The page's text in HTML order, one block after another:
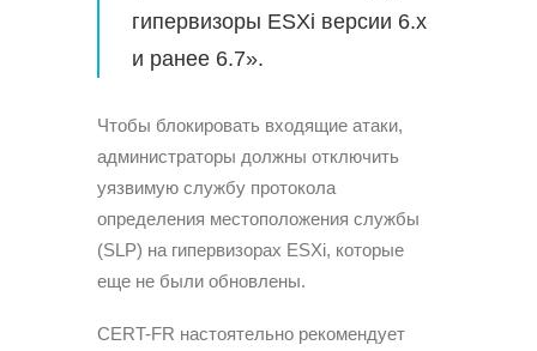
гипервизоры ESXi версии 6.x
и ранее 6.7».
Чтобы блокировать входящие атаки,
администраторы должны отключить
уязвимую службу протокола
определения местоположения службы
(SLP) на гипервизорах ESXi, которые
еще не были обновлены.
CERT-FR настоятельно рекомендует